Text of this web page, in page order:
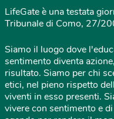
LifeGate è una testata
Tribunale di Como, 27/
Siamo il luogo dove
sentimento diventa
risultato. Siamo per chi
etici, nel pieno rispetto
viventi in esso presenti.
vivere con sentimento e